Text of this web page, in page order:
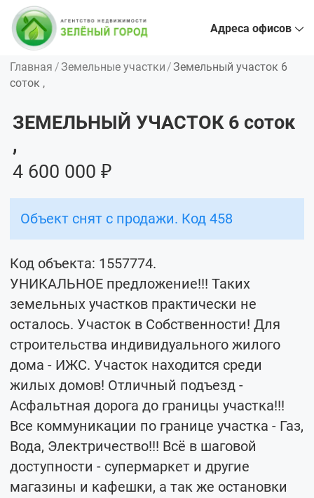
Адреса офисов
Главная Земельные участки
Земельный участок 6
соток ,
ЗЕМЕЛЬНЫЙ УЧАСТОК 6 соток
,
4 600 000 ₽
Объект снят с продажи. Код 458
Код объекта: 1557774.
УНИКАЛЬНОЕ предложение!!! Таких
земельных участков практически не
осталось. Участок в Собственности! Для
строительства индивидуального жилого
дома - ИЖС. Участок находится среди
жилых домов! Отличный подъезд -
Асфальтная дорога до границы участка!!!
Все коммуникации по границе участка - Газ,
Вода, Электричество!!! Всё в шаговой
доступности - супермаркет и другие
магазины и кафешки, а так же остановки